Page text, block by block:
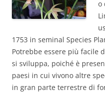
o
1753 in seminal Species
Potrebbe essere più facile
si sviluppa, poiché è
paesi in cui vivono altre
in gran parte terrestre di